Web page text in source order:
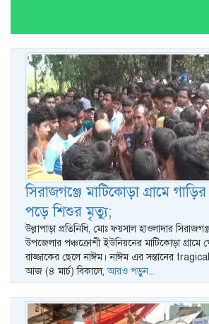
সিরাজগঞ্জে মাটিকোড়া গ্রামে
পড়ে শিশুর মৃত্যু;
উল্লাপাড়া প্রতিনিধি, মোঃ ফয়সাল হাওলাদার
উপজেলার পঞ্চক্রোশী ইউনিয়নের মাটিকোড়া গ্রামে
রাজ্জাকের ছেলে নাঈম। নাঈম এর সন্তানের
আজ (৪ মার্চ) বিকালে,আরও পড়ুন...